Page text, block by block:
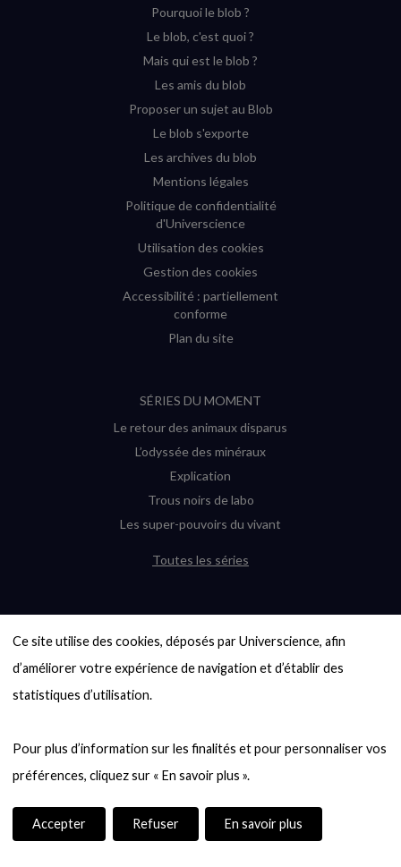
Ce site utilise des cookies, déposés par Universcience, afin
d’améliorer votre expérience de navigation et d’établir des
statistiques d’utilisation.
Pour plus d’information sur les finalités et pour personnaliser vos
Accepter Refuser En savoir plus
Instagram
(nouvelle
Facebook
(nouvelle
Pourquoi le blob ?
Le blob, c'est quoi ?
Mais qui est le blob ?
Les amis du blob
Proposer un sujet au Blob
Le blob s'exporte
Les archives du blob
Mentions légales
Politique de confidentialité
d'Universcience
Utilisation des cookies
Gestion des cookies
Accessibilité : partiellement
conforme
Plan du site
SÉRIES DU MOMENT
Le retour des animaux disparus
L’odyssée des minéraux
Explication
Trous noirs de labo
Les super-pouvoirs du vivant
Toutes les séries
6000 exoplanètes, et pas de « Terre »
en vue ?
Quel avenir pour les cryptos ?
Entre mathématiques et politique : la
quête d’un vote équitable
casse-tête